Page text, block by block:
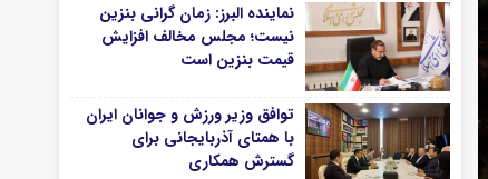
نماینده البرز: زمان گرانی بنزین
نیست؛ مجلس مخالف افزایش
قیمت بنزین است
توافق وزیر ورزش و جوانان ایران
با همتای آذربایجانی برای
گسترش همکاری